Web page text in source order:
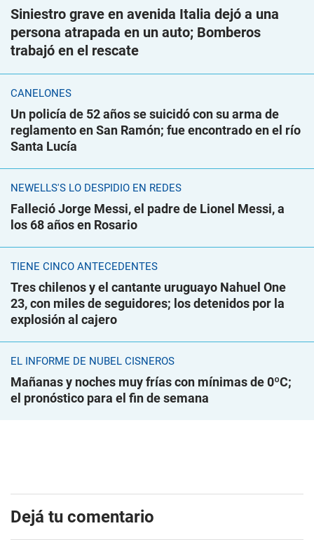
Siniestro grave en avenida Italia dejó a una
persona atrapada en un auto; Bomberos
trabajó en el rescate
CANELONES
Un policía de 52 años se suicidó con su arma de
reglamento en San Ramón; fue encontrado en el río
Santa Lucía
NEWELLS'S LO DESPIDIÓ EN REDES
Falleció Jorge Messi, el padre de Lionel Messi, a
los 68 años en Rosario
TIENE CINCO ANTECEDENTES
Tres chilenos y el cantante uruguayo Nahuel One
23, con miles de seguidores; los detenidos por la
explosión al cajero
EL INFORME DE NUBEL CISNEROS
Mañanas y noches muy frías con mínimas de 0ºC;
el pronóstico para el fin de semana
Dejá tu comentario